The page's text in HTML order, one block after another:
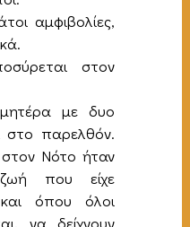
αμφιβολίες,
στον
με δυο
στο παρελθόν.
στον Νότο ήταν
που είχε
όπου όλοι
να δείχνουν